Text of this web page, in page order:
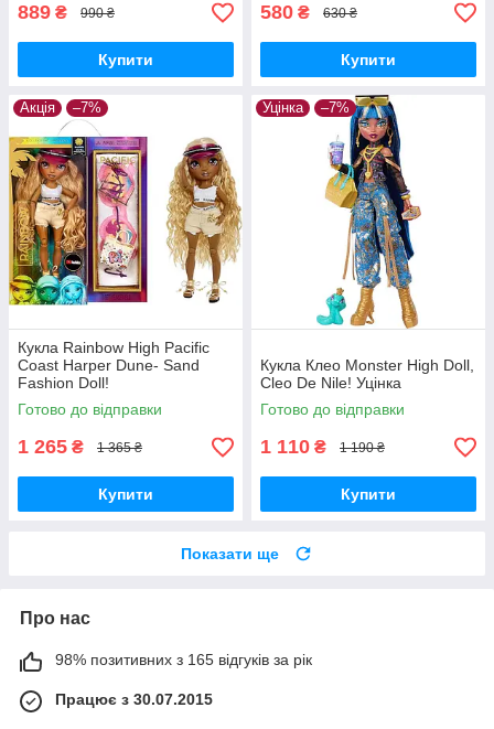
889 ₴ 990 ₴
Купити
580 ₴ 630 ₴
Купити
Акція –7%
Кукла Rainbow High Pacific
Coast Harper Dune- Sand
Fashion Doll!
Готово до відправки
1 265 ₴ 1 365 ₴
Купити
Уцінка –7%
Кукла Клео Monster High Doll,
Cleo De Nile! Уцінка
Готово до відправки
1 110 ₴ 1 190 ₴
Купити
Показати ще
Про нас
98% позитивних з 165 відгуків за рік
Працює з 30.07.2015